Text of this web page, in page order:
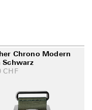
Chrono Modern
Schwarz
CHF